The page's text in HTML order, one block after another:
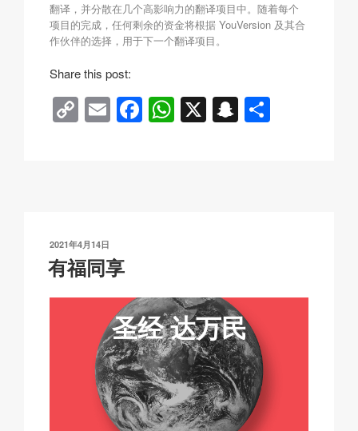
翻译，并分散在几个高影响力的翻译项目中。随着每个
项目的完成，任何剩余的资金将根据 YouVersion 及其合
作伙伴的选择，用于下一个翻译项目。
Share this post:
C
n
k
E F
k
W X S
发
布
于
2021年4月14日
有福同享
圣经达万民